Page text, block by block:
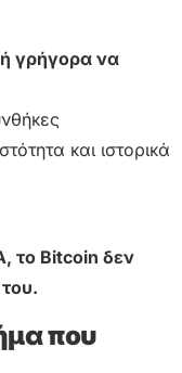
γρήγορα να
και ιστορικά
το Bitcoin δεν
που